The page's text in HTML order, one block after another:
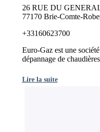
26 RUE DU
77170 Brie-Comte-
+33160623700
Euro-Gaz est une
dépannage de
Lire la suite